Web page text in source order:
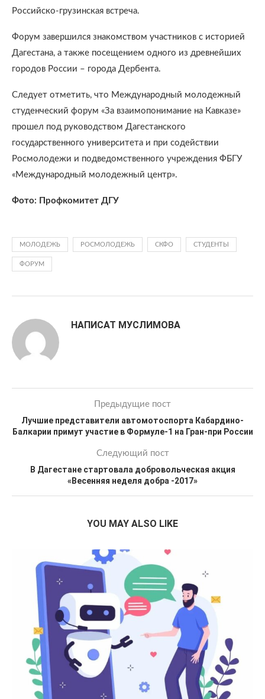
Российско-грузинская встреча.
Форум завершился знакомством участников с историей
Дагестана, а также посещением одного из древнейших
городов России – города Дербента.
Следует отметить, что Международный молодежный
студенческий форум «За взаимопонимание на Кавказе»
прошел под руководством Дагестанского
государственного университета и при содействии
Росмолодежи и подведомственного учреждения ФБГУ
«Международный молодежный центр».
Фото: Профкомитет ДГУ
МОЛОДЕЖЬ РОСМОЛОДЕЖЬ СКФО СТУДЕНТЫ
ФОРУМ
НАПИСАТ МУСЛИМОВА
Предыдущие пост
Лучшие представители автомотоспорта Кабардино-
Балкарии примут участие в Формуле-1 на Гран-при России
Следующий пост
В Дагестане стартовала добровольческая акция
«Весенняя неделя добра -2017»
YOU MAY ALSO LIKE